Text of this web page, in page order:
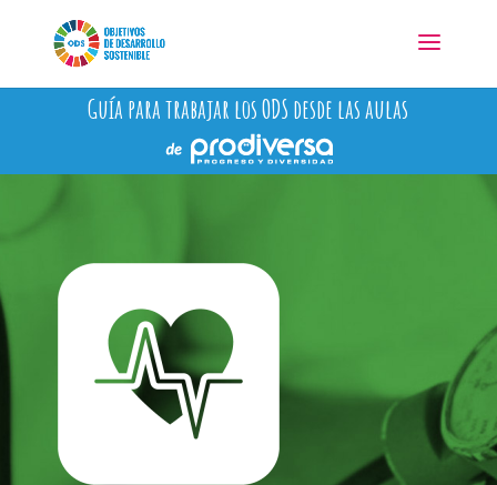
Guía para trabajar los ODS desde las aulas